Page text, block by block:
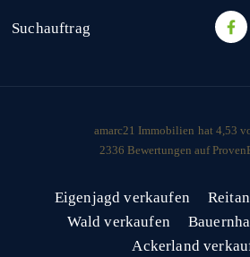
Suchauftrag
amarc21 Immobilien hat 4,53
2336 Bewertungen auf
Eigenjagd verkaufen
Wald verkaufen
Ackerland